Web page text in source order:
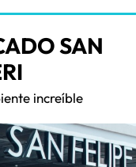
SAN
increíble